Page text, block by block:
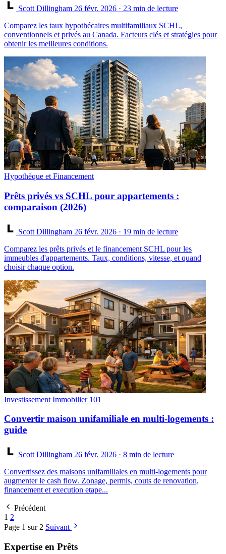
Scott Dillingham 26 févr. 2026 · 23 min de lecture
Comparez les taux hypothécaires multifamiliaux SCHL,
conventionnels et privés au Canada. Facteurs clés et stratégies pour
obtenir les meilleures conditions.
Hypothèque et Financement
Prêts privés vs SCHL pour appartements :
comparaison (2026)
Scott Dillingham 26 févr. 2026 · 19 min de lecture
Comparez les prêts privés et le financement SCHL pour les
immeubles d'appartements. Taux, conditions, vitesse, et quand
choisir chaque option.
Investissement Immobilier 101
Convertir maison unifamiliale en multi-logements :
guide
Scott Dillingham 26 févr. 2026 · 8 min de lecture
Convertissez des maisons unifamiliales en multi-logements pour
augmenter le cash flow. Zonage, permis, couts de renovation,
financement et execution etape...
Précédent
1 2
Page 1 sur 2 Suivant
Expertise en Prêts